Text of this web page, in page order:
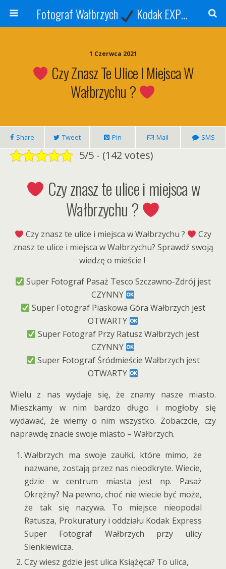
Fotograf Wałbrzych Kodak EXPRESS
1 Czerwca 2021
Czy Znasz Te Ulice I Miejsca W
Wałbrzychu ?
Share Tweet Pin Mail SMS
5/5 - (142 votes)
Czy znasz te ulice i miejsca w
Wałbrzychu ?
Czy znasz te ulice i miejsca w Wałbrzychu ?
Czy
znasz te ulice i miejsca w Wałbrzychu? Sprawdź swoją
wiedzę o mieście !
Super Fotograf Pasaż Tesco Szczawno-Zdrój jest
CZYNNY
Super Fotograf Piaskowa Góra Wałbrzych jest
OTWARTY
Super Fotograf Przy Ratusz Wałbrzych jest
CZYNNY
Super Fotograf Śródmieście Wałbrzych jest
OTWARTY
Wielu z nas wydaje się, że znamy nasze miasto.
Mieszkamy w nim bardzo długo i mogłoby się
wydawać, że wiemy o nim wszystko. Zobaczcie, czy
naprawdę znacie swoje miasto – Wałbrzych.
Wałbrzych ma swoje zaułki, które mimo, że
nazwane, zostają przez nas nieodkryte. Wiecie,
gdzie w centrum miasta jest np. Pasaż
Okrężny? Na pewno, choć nie wiecie być może,
że tak się nazywa. To miejsce nieopodal
Ratusza, Prokuratury i oddziału Kodak Express
Super Fotograf Wałbrzych przy ulicy
Sienkiewicza.
Czy wiesz gdzie jest ulica Książęca? To ulica,